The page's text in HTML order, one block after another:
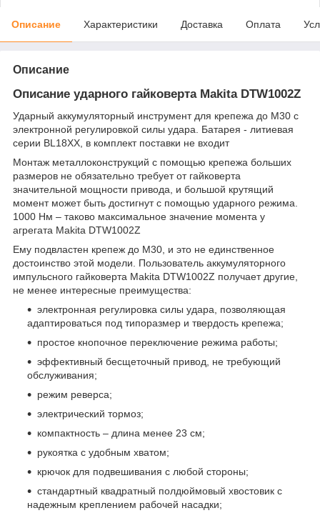
Описание Характеристики Доставка Оплата
Описание
Описание ударного гайковерта Makita DTW1002Z
Ударный аккумуляторный инструмент для крепежа до М30 с
электронной регулировкой силы удара. Батарея - литиевая
серии BL18XX, в комплект поставки не входит
Монтаж металлоконструкций с помощью крепежа больших
размеров не обязательно требует от гайковерта
значительной мощности привода, и большой крутящий
момент может быть достигнут с помощью ударного режима.
1000 Нм – таково максимальное значение момента у
агрегата Makita DTW1002Z
Ему подвластен крепеж до М30, и это не единственное
достоинство этой модели. Пользователь аккумуляторного
импульсного гайковерта Makita DTW1002Z получает другие,
не менее интересные преимущества:
электронная регулировка силы удара, позволяющая
адаптироваться под типоразмер и твердость крепежа;
простое кнопочное переключение режима работы;
эффективный бесщеточный привод, не требующий
обслуживания;
режим реверса;
электрический тормоз;
компактность – длина менее 23 см;
рукоятка с удобным хватом;
крючок для подвешивания с любой стороны;
стандартный квадратный полдюймовый хвостовик с
надежным креплением рабочей насадки;